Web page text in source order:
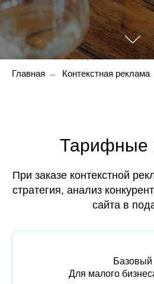
Главная → Контекстная реклама
Тарифные
При заказе контекстной
стратегия, анализ
сайта в
Базовый
Для малого